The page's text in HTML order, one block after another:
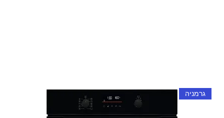
גרמניה